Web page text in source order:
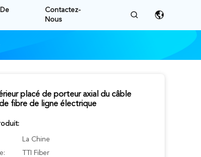
Contactez-
Nous
placé de porteur axial du câble
fibre de ligne électrique
La Chine
TTI Fiber